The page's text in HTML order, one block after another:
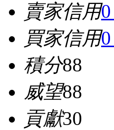
賣家信用0
買家信用0
積分88
威望88
貢獻30